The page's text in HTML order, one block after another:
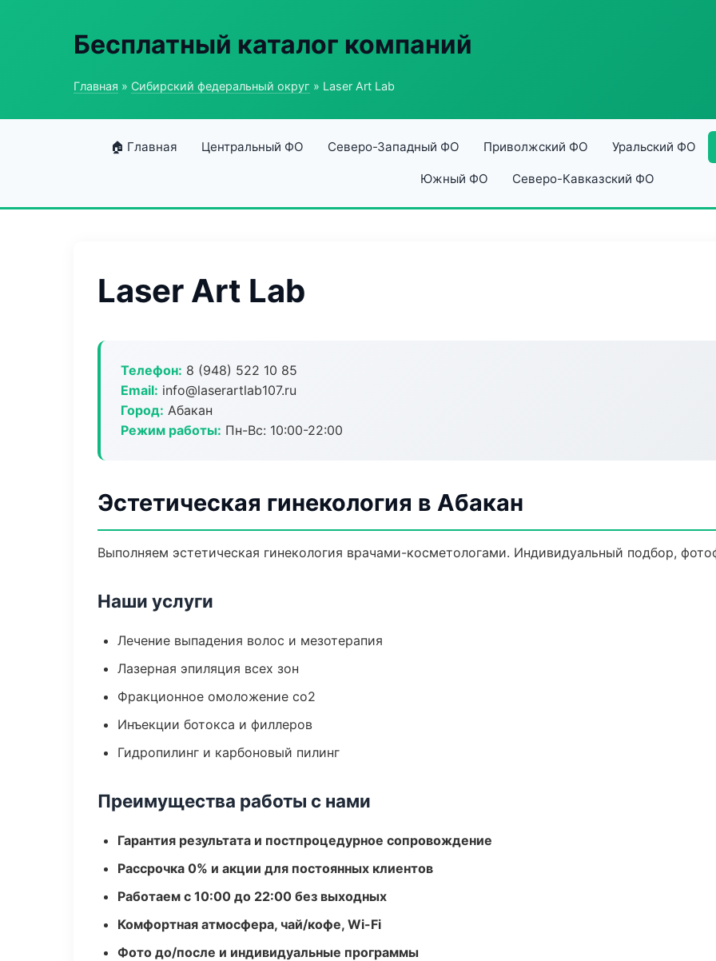
Бесплатный каталог компаний
Главная » Сибирский федеральный округ » Laser Art Lab
🏠 Главная Центральный ФО Северо-Западный ФО Приволжский ФО Уральский ФО
Южный ФО Северо-Кавказский ФО
Laser Art Lab
Телефон: 8 (948) 522 10 85
Email: info@laserartlab107.ru
Город: Абакан
Режим работы: Пн-Вс: 10:00-22:00
Эстетическая гинекология в Абакан
Выполняем эстетическая гинекология врачами-косметологами. Индивидуальный подбор,
Наши услуги
Лечение выпадения волос и мезотерапия
Лазерная эпиляция всех зон
Фракционное омоложение co2
Инъекции ботокса и филлеров
Гидропилинг и карбоновый пилинг
Преимущества работы с нами
Гарантия результата и постпроцедурное сопровождение
Рассрочка 0% и акции для постоянных клиентов
Работаем с 10:00 до 22:00 без выходных
Комфортная атмосфера, чай/кофе, Wi-Fi
Фото до/после и индивидуальные программы